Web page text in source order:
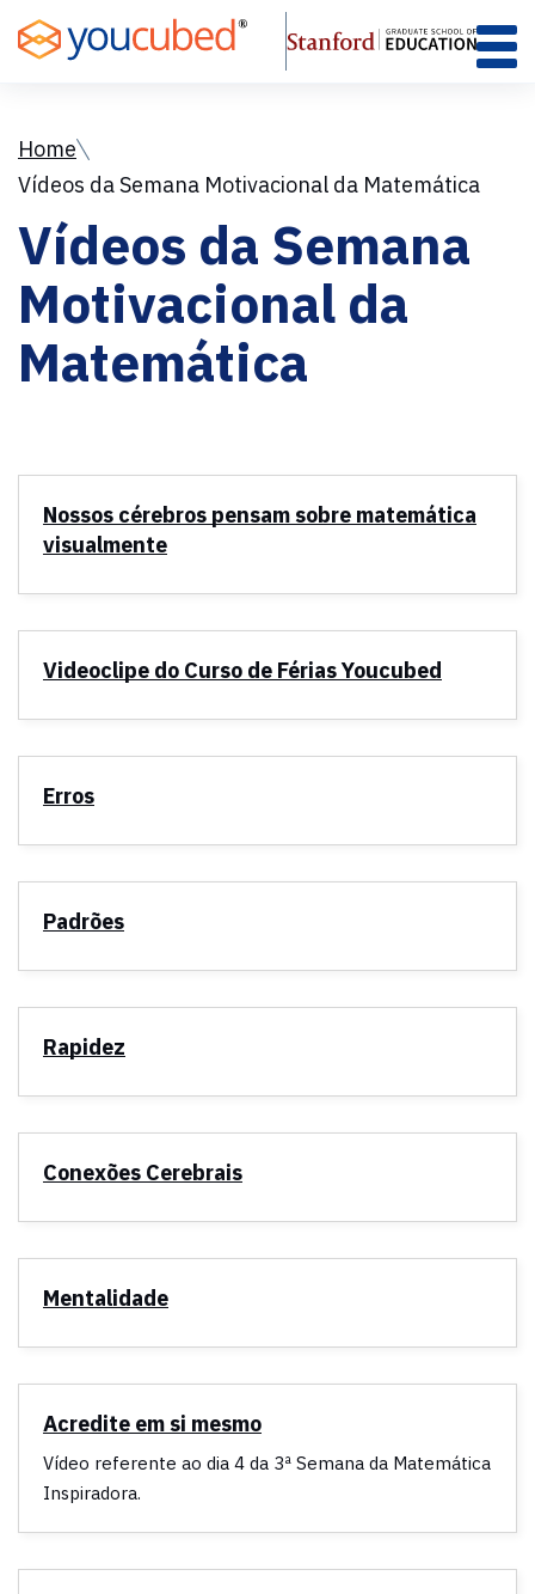
to
Content
Home
Vídeos da Semana Motivacional da Matemática
Vídeos da Semana
Motivacional da
Matemática
Nossos cérebros pensam sobre matemática
visualmente
Videoclipe do Curso de Férias Youcubed
Erros
Padrões
Rapidez
Conexões Cerebrais
Mentalidade
Acredite em si mesmo
Vídeo referente ao dia 4 da 3ª Semana da Matemática
Inspiradora.